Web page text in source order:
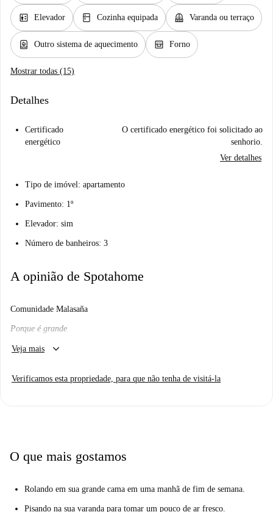
elevator Elevador kitchen Cozinha equipada balcony Varanda ou terraço
water_heater Outro sistema de aquecimento oven_gen Forno
Mostrar todas (15)
Detalhes
Certificado
energético
O certificado energético foi solicitado ao
senhorio.
Ver detalhes
Tipo de imóvel: apartamento
Pavimento: 1º
Elevador: sim
Número de banheiros: 3
A opinião de Spotahome
Comunidade Malasaña
Porque é grande
Eu vou gostar daqui?
dormitório em uma propriedade moderna e elegante, você vai adorar
compartilhadas modernas.
sozinho e quer estar cercado de pessoas.
Seus três principais motivos para morar aqui:
Veja mais keyboard_arrow_down
Verificamos esta propriedade, para que não tenha de visitá-la
O que mais gostamos
Rolando em sua grande cama em uma manhã de fim de semana.
Pisando na sua varanda para tomar um pouco de ar fresco.